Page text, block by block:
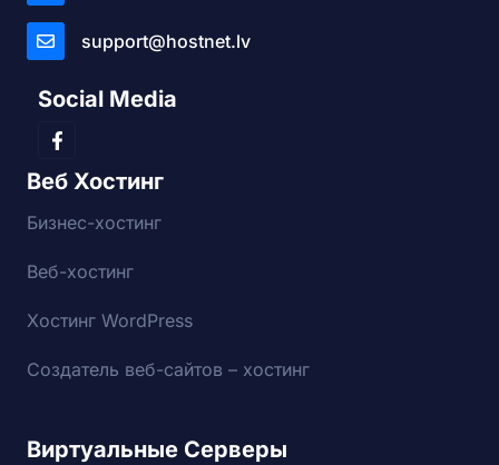
support@hostnet.lv
Social Media
Веб Хостинг
Бизнес-хостинг
Веб-хостинг
Хостинг WordPress
Создатель веб-сайтов – хостинг
Виртуальные Серверы